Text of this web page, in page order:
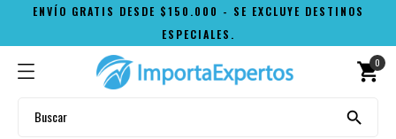
ENVÍO GRATIS DESDE $150.000 - SE EXCLUYE DESTINOS
ESPECIALES.
shopping_cart
0
